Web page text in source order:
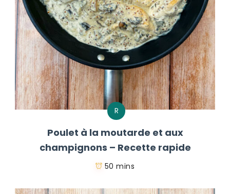
R
Poulet à la moutarde et aux
champignons – Recette rapide
50 mins